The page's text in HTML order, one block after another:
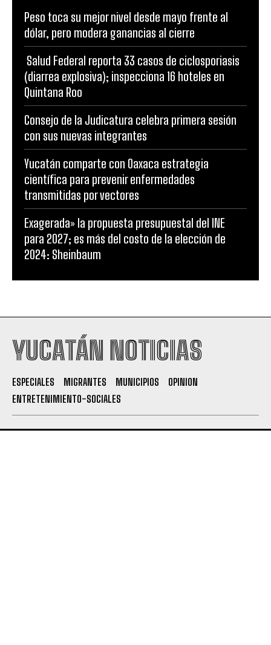
Peso toca su mejor nivel desde mayo frente al
dólar, pero modera ganancias al cierre
Salud Federal reporta 33 casos de ciclosporiasis
(diarrea explosiva); inspecciona 16 hoteles en
Quintana Roo
Consejo de la Judicatura celebra primera sesión
con sus nuevas integrantes
Yucatán comparte con Oaxaca estrategia
científica para prevenir enfermedades
transmitidas por vectores
Exagerada» la propuesta presupuestal del INE
para 2027; es más del costo de la elección de
2024: Sheinbaum
YUCATÁN NOTICIAS
ESPECIALES MIGRANTES MUNICIPIOS
OPINION
ENTRETENIMIENTO-SOCIALES